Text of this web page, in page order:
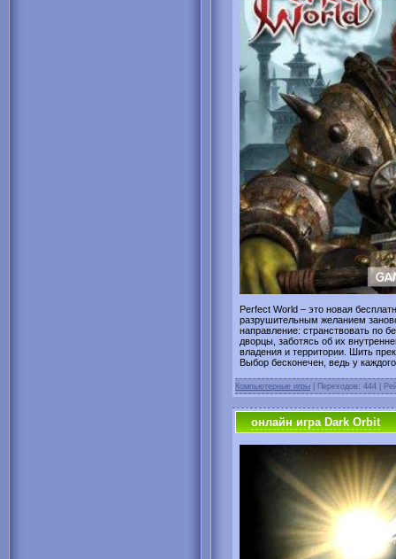
Perfect World – это новая
разрушительным желанием
направление: странствовать по
дворцы, заботясь об их
владения и территории. Шить
Выбор бесконечен, ведь у
Компьютерные игры | Переходов: 444 |
онлайн игра Dark Orbit